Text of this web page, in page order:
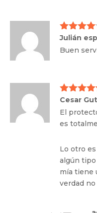
Valorado
con
5
Julián
Buen
Valorado
con
de
Cesar
El
es
Lo otro
algún tipo
mía tiene
verdad